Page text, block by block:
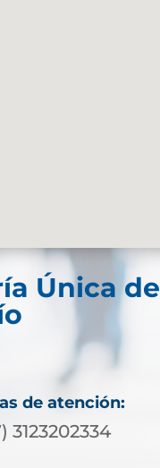
Única de
de atención:
3123202334